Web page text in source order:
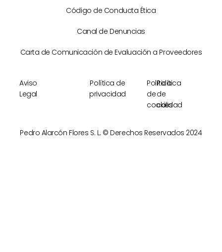
Código de Conducta Ética
Canal de Denuncias
Carta de Comunicación de Evaluación a Proveedores
Aviso
Legal
Política de
privacidad
Política
de
cookies
Política
de
calidad
Pedro Alarcón Flores S. L. © Derechos Reservados 2024